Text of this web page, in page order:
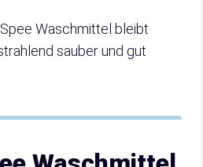
Waschmittel bleibt
sauber und gut